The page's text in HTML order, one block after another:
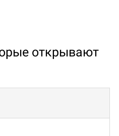
открывают